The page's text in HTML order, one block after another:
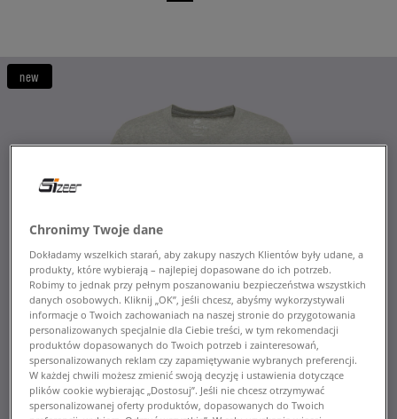
new
Chronimy Twoje dane
Dokładamy wszelkich starań, aby zakupy naszych Klientów były udane, a
produkty, które wybierają – najlepiej dopasowane do ich potrzeb.
Robimy to jednak przy pełnym poszanowaniu bezpieczeństwa wszystkich
danych osobowych. Kliknij „OK”, jeśli chcesz, abyśmy wykorzystywali
informacje o Twoich zachowaniach na naszej stronie do przygotowania
personalizowanych specjalnie dla Ciebie treści, w tym rekomendacji
produktów dopasowanych do Twoich potrzeb i zainteresowań,
spersonalizowanych reklam czy zapamiętywanie wybranych preferencji.
W każdej chwili możesz zmienić swoją decyzję i ustawienia dotyczące
plików cookie wybierając „Dostosuj”. Jeśli nie chcesz otrzymywać
spersonalizowanej oferty produktów, dopasowanych do Twoich